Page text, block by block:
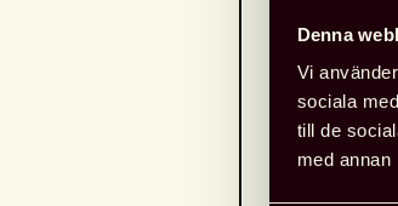
Denna
Vi
sociala
till de
med
Mötesplats
olika
Borås
Högskolan i